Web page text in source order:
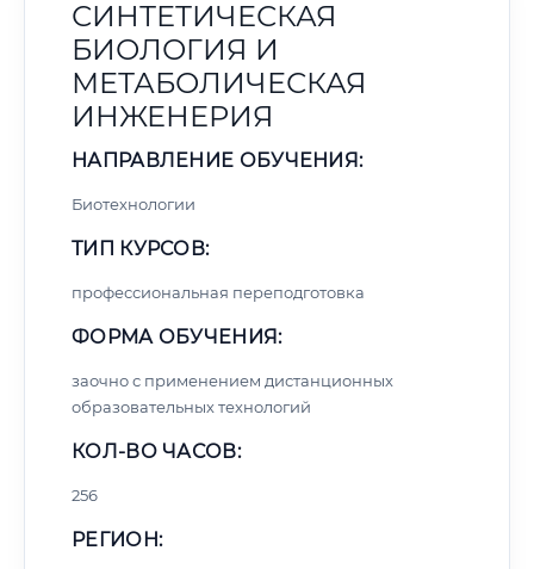
СИНТЕТИЧЕСКАЯ
БИОЛОГИЯ И
МЕТАБОЛИЧЕСКАЯ
ИНЖЕНЕРИЯ
НАПРАВЛЕНИЕ ОБУЧЕНИЯ:
Биотехнологии
ТИП КУРСОВ:
профессиональная переподготовка
ФОРМА ОБУЧЕНИЯ:
заочно с применением дистанционных
образовательных технологий
КОЛ-ВО ЧАСОВ:
256
РЕГИОН: